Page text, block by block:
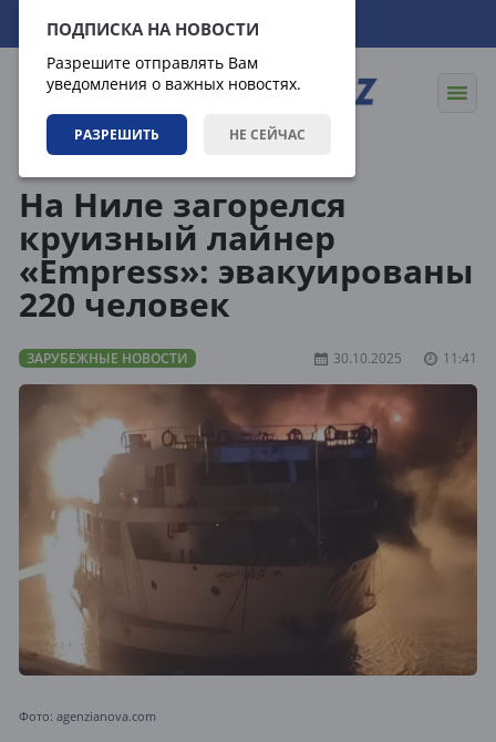
ПОДПИСКА НА НОВОСТИ
Разрешите отправлять Вам
уведомления о важных новостях.
РАЗРЕШИТЬ НЕ СЕЙЧАС
06.08.2026 09:54:40
На Ниле загорелся
круизный лайнер
«Empress»: эвакуированы
220 человек
ЗАРУБЕЖНЫЕ НОВОСТИ 30.10.2025 11:41
Фото: agenzianova.com